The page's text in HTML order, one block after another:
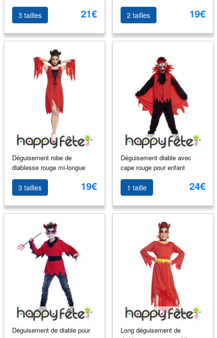
3 tailles 21€ 2 tailles 19€
Déguisement robe de
diablesse rouge mi-longue
3 tailles 19€
Déguisement diable avec
cape rouge pour enfant
1 taille 24€
Déguisement de diable pour
Long déguisement de